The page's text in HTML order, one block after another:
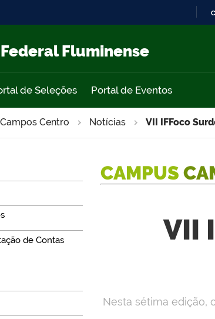
Fluminense
de Seleções Portal de Eventos
Campos Centro Notícias VII IFFoco
de Contas
CAMPUS
VII
Nesta sétima edição,